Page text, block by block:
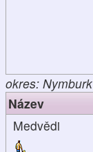
okres: Nymburk
Název
Medvědi